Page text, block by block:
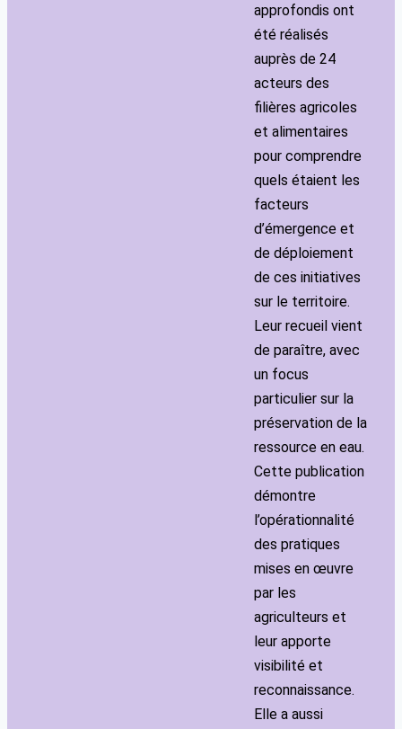
approfondis ont
été réalisés
auprès de 24
acteurs des
filières agricoles
et alimentaires
pour comprendre
quels étaient les
facteurs
d’émergence et
de déploiement
de ces initiatives
sur le territoire.
Leur recueil vient
de paraître, avec
un focus
particulier sur la
préservation de la
ressource en eau.
Cette publication
démontre
l’opérationnalité
des pratiques
mises en œuvre
par les
agriculteurs et
leur apporte
visibilité et
reconnaissance.
Elle a aussi